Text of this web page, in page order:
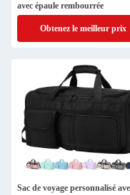
avec épaule rembourrée
Obtenez le meilleur prix
Sac de voyage personnalisé